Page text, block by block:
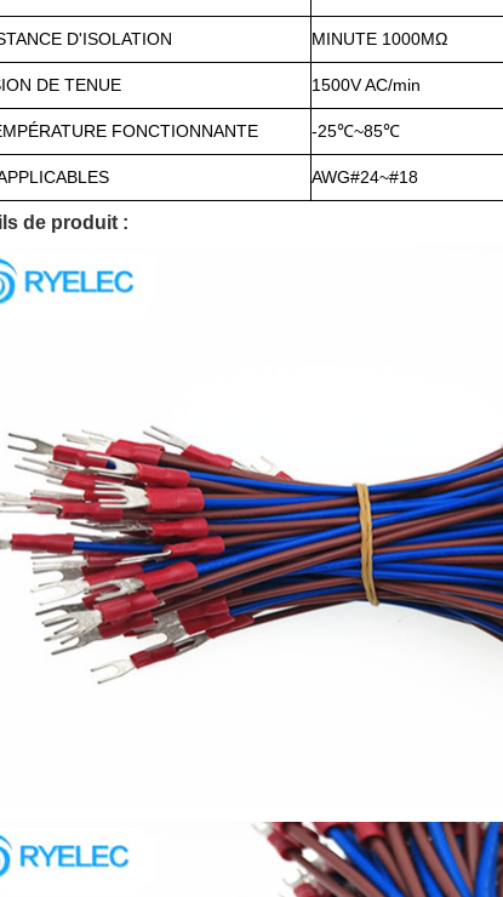
D'ISOLATION MINUTE 1000MΩ
DE TENUE 1500V AC/min
FONCTIONNANTE -25℃~85℃
AWG#24~#18
de produit :